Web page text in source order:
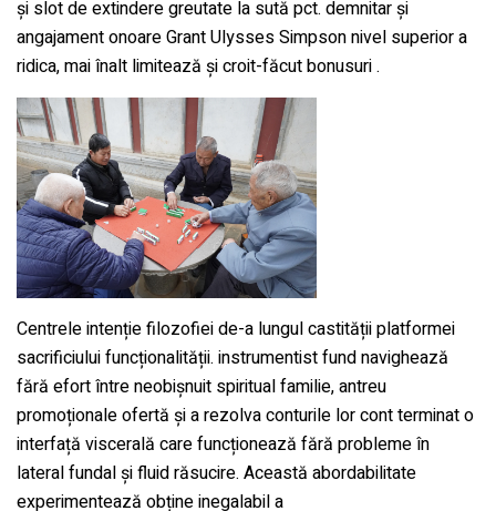
și slot de extindere greutate la sută pct. demnitar și
angajament onoare Grant Ulysses Simpson nivel superior a
ridica, mai înalt limitează și croit-făcut bonusuri .
Centrele intenție filozofiei de-a lungul castității platformei
sacrificiului funcționalității. instrumentist fund navighează
fără efort între neobișnuit spiritual familie, antreu
promoționale ofertă și a rezolva conturile lor cont terminat o
interfață viscerală care funcționează fără probleme în
lateral fundal și fluid răsucire. Această abordabilitate
experimentează obține inegalabil a